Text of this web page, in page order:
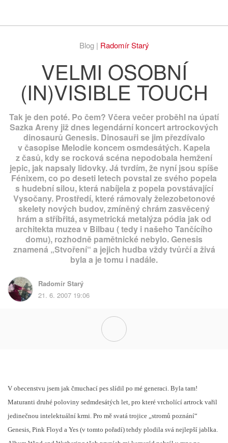
Blog | Radomír Starý
VELMI OSOBNÍ
(IN)VISIBLE TOUCH
Tak je den poté. Po čem? Včera večer proběhl na úpatí
Sazka Areny již dnes legendární koncert artrockových
dinosaurů Genesis. Dinosauři se jim přezdívalo
v časopise Melodie koncem osmdesátých. Kapela
z časů, kdy se rocková scéna nepodobala hemžení
jepic, jak napsaly lidovky. Já tvrdím, že nyní jsou spíše
Fénixem, co po deseti letech povstal ze svého popela
s hudební silou, která nabíjela z popela povstávající
Vysočany. Prostředí, které rámovaly železobetonové
skelety nových budov, zmíněný chrám zasvěcený
hrám a stříbřitá, asymetrická metalýza pódia jak od
architekta muzea v Bilbau ( tedy i našeho Tančícího
domu), rozhodně pamětnické nebylo. Genesis
znamená „Stvoření“ a jejich hudba vždy tvůrčí a živá
byla a je tomu i nadále.
Radomír Starý
21. 6. 2007 19:06
V obecenstvu jsem jak čmuchací pes slídil po mé generaci. Byla tam!
Maturanti druhé poloviny sedmdesátých let, pro které vrcholící artrock vařil
jedinečnou intelektuální krmi. Pro mě svatá trojice „stromů poznání“
Genesis, Pink Floyd a Yes (v tomto pořadí) tehdy plodila svá nejlepší jablka.